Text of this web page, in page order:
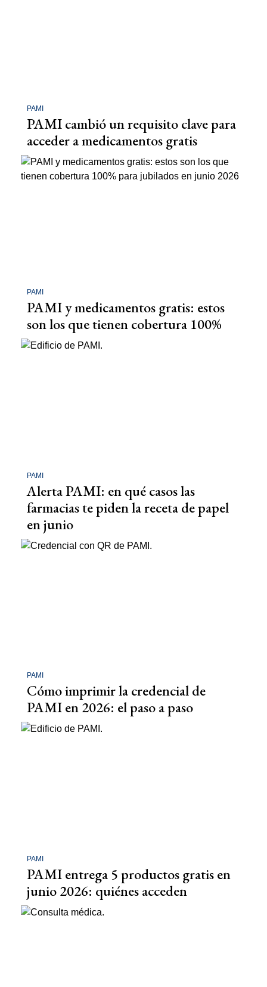
PAMI
PAMI cambió un requisito clave para
acceder a medicamentos gratis
PAMI
PAMI y medicamentos gratis: estos
son los que tienen cobertura 100%
PAMI
Alerta PAMI: en qué casos las
farmacias te piden la receta de papel
en junio
PAMI
Cómo imprimir la credencial de
PAMI en 2026: el paso a paso
PAMI
PAMI entrega 5 productos gratis en
junio 2026: quiénes acceden